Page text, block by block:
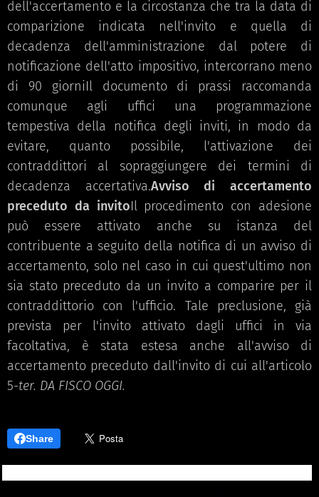
dell'accertamento e la circostanza che tra la data di
comparizione indicata nell'invito e quella di
decadenza dell'amministrazione dal potere di
notificazione dell'atto impositivo, intercorrano meno
di 90 giorniIl documento di prassi raccomanda
comunque agli uffici una programmazione
tempestiva della notifica degli inviti, in modo da
evitare, quanto possibile, l'attivazione dei
contraddittori al sopraggiungere dei termini di
decadenza accertativa.Avviso di accertamento
preceduto da invitoIl procedimento con adesione
può essere attivato anche su istanza del
contribuente a seguito della notifica di un avviso di
accertamento, solo nel caso in cui quest'ultimo non
sia stato preceduto da un invito a comparire per il
contraddittorio con l'ufficio. Tale preclusione, già
prevista per l'invito attivato dagli uffici in via
facoltativa, è stata estesa anche all'avviso di
accertamento preceduto dall'invito di cui all'articolo
5-ter. DA FISCO OGGI.
Share